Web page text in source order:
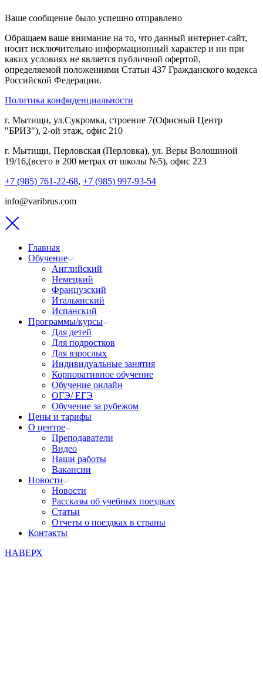
Ваше сообщение было успешно отправлено
Обращаем ваше внимание на то, что данный интернет-сайт,
носит исключительно информационный характер и ни при
каких условиях не является публичной офертой,
определяемой положениями Статьи 437 Гражданского кодекса
Российской Федерации.
Политика конфиденциальности
г. Мытищи, ул.Сукромка, строение 7(Офисный Центр
"БРИЗ"), 2-ой этаж, офис 210
г. Мытищи, Перловская (Перловка), ул. Веры Волошиной
19/16,(всего в 200 метрах от школы №5), офис 223
+7 (985) 761-22-68, +7 (985) 997-93-54
info@varibrus.com
Главная
Обучение
Английский
Немецкий
Французский
Итальянский
Испанский
Программы/курсы
Для детей
Для подростков
Для взрослых
Индивидуальные занятия
Корпоративное обучение
Обучение онлайн
ОГЭ/ ЕГЭ
Обучение за рубежом
Цены и тарифы
О центре
Преподаватели
Видео
Наши работы
Вакансии
Новости
Новости
Рассказы об учебных поездках
Статьи
Отчеты о поездках в страны
Контакты
НАВЕРХ